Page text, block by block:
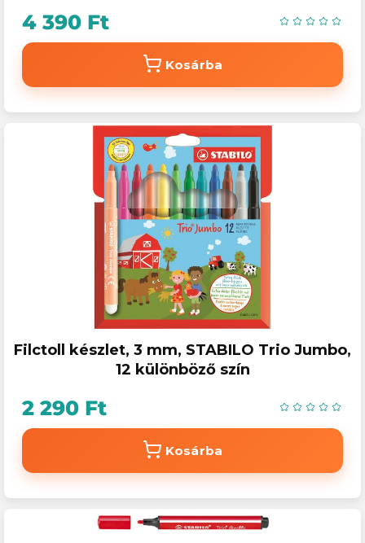
4 390 Ft
Kosárba
Filctoll készlet, 3 mm, STABILO Trio Jumbo,
12 különböző szín
2 290 Ft
Kosárba